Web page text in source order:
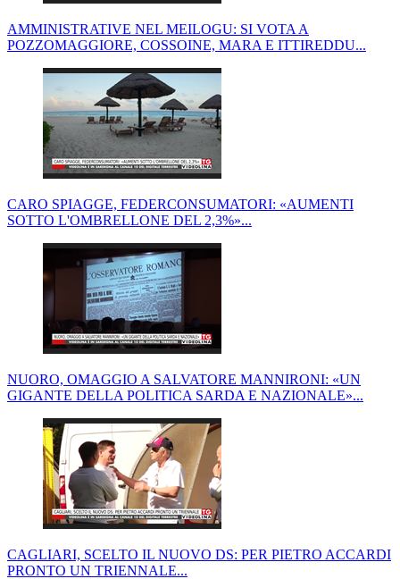
AMMINISTRATIVE NEL MEILOGU: SI VOTA A
POZZOMAGGIORE, COSSOINE, MARA E ITTIREDDU...
CARO SPIAGGE, FEDERCONSUMATORI: «AUMENTI
SOTTO L'OMBRELLONE DEL 2,3%»...
NUORO, OMAGGIO A SALVATORE MANNIRONI: «UN
GIGANTE DELLA POLITICA SARDA E NAZIONALE»...
CAGLIARI, SCELTO IL NUOVO DS: PER PIETRO ACCARDI
PRONTO UN TRIENNALE...